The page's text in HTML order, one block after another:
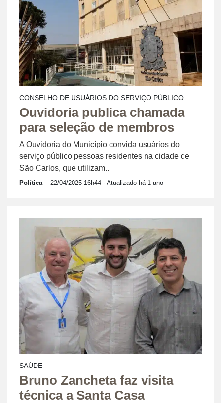
CONSELHO DE USUÁRIOS DO SERVIÇO PÚBLICO
Ouvidoria publica chamada
para seleção de membros
A Ouvidoria do Município convida usuários do
serviço público pessoas residentes na cidade de
São Carlos, que utilizam...
Política 22/04/2025 16h44 - Atualizado há 1 ano
SAÚDE
Bruno Zancheta faz visita
técnica a Santa Casa